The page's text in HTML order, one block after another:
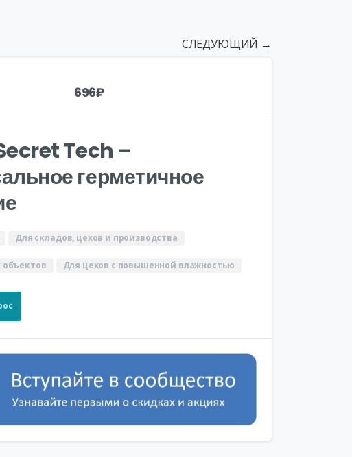
СЛЕДУЮЩИЙ →
696₽
Tech –
герметичное
Для складов, цехов и производства
объектов Для цехов с повышенной влажностью